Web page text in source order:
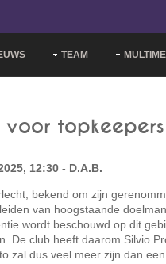
TEAM
voor
12:30 - D.A.B.
bekend om zijn
van hoogstaande
wordt beschouwd op dit
De club heeft daarom Silvio
zal dus veel meer zijn dan